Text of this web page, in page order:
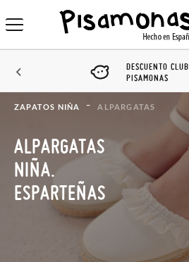
DESCUENTO CLUB
PISAMONAS
ZAPATOS NIÑA ALPARGATAS
ALPARGATAS
NIÑA.
ESPARTEÑAS